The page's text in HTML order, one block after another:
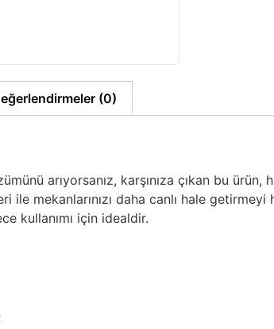
(0)
arıyorsanız, karşınıza çıkan bu
ile mekanlarınızı daha canlı hale
kullanımı için idealdir.